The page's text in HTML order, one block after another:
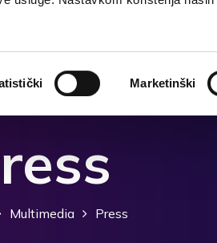
Marketinški
Multimedia Press